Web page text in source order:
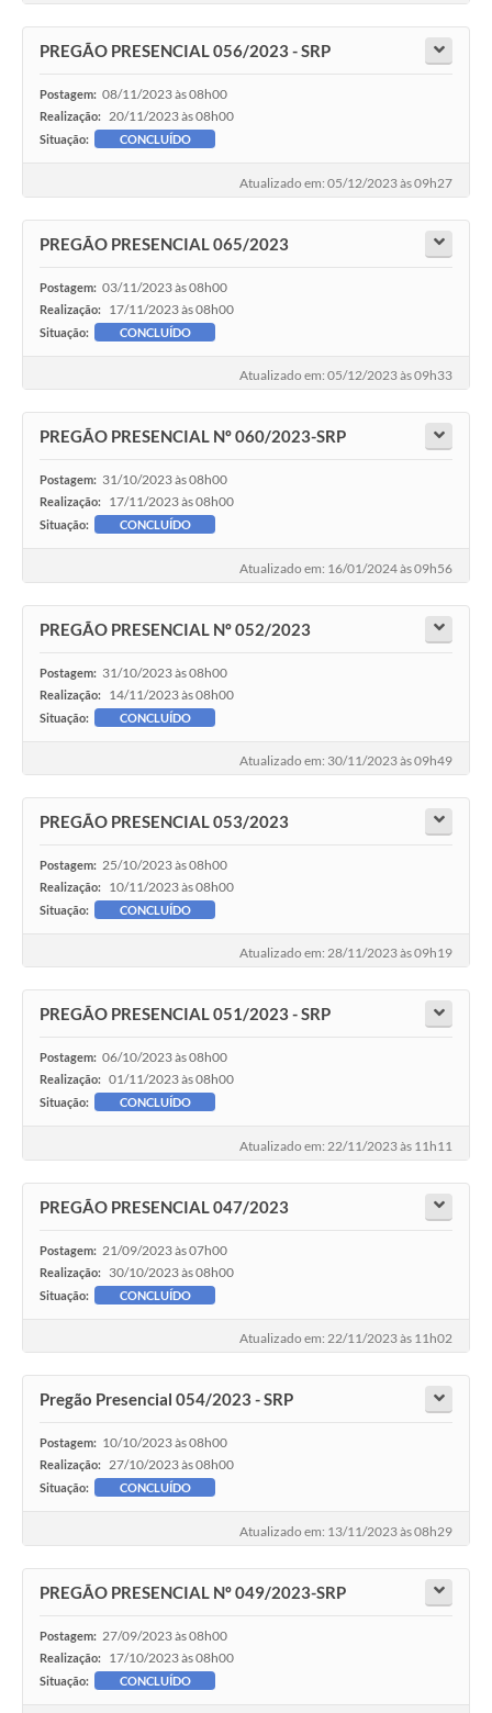
PREGÃO PRESENCIAL 056/2023 - SRP
Postagem: 08/11/2023 às 08h00
Realização: 20/11/2023 às 08h00
Situação: CONCLUÍDO
Atualizado em: 05/12/2023 às 09h27
PREGÃO PRESENCIAL 065/2023
Postagem: 03/11/2023 às 08h00
Realização: 17/11/2023 às 08h00
Situação: CONCLUÍDO
Atualizado em: 05/12/2023 às 09h33
PREGÃO PRESENCIAL Nº 060/2023-SRP
Postagem: 31/10/2023 às 08h00
Realização: 17/11/2023 às 08h00
Situação: CONCLUÍDO
Atualizado em: 16/01/2024 às 09h56
PREGÃO PRESENCIAL Nº 052/2023
Postagem: 31/10/2023 às 08h00
Realização: 14/11/2023 às 08h00
Situação: CONCLUÍDO
Atualizado em: 30/11/2023 às 09h49
PREGÃO PRESENCIAL 053/2023
Postagem: 25/10/2023 às 08h00
Realização: 10/11/2023 às 08h00
Situação: CONCLUÍDO
Atualizado em: 28/11/2023 às 09h19
PREGÃO PRESENCIAL 051/2023 - SRP
Postagem: 06/10/2023 às 08h00
Realização: 01/11/2023 às 08h00
Situação: CONCLUÍDO
Atualizado em: 22/11/2023 às 11h11
PREGÃO PRESENCIAL 047/2023
Postagem: 21/09/2023 às 07h00
Realização: 30/10/2023 às 08h00
Situação: CONCLUÍDO
Atualizado em: 22/11/2023 às 11h02
Pregão Presencial 054/2023 - SRP
Postagem: 10/10/2023 às 08h00
Realização: 27/10/2023 às 08h00
Situação: CONCLUÍDO
Atualizado em: 13/11/2023 às 08h29
PREGÃO PRESENCIAL Nº 049/2023-SRP
Postagem: 27/09/2023 às 08h00
Realização: 17/10/2023 às 08h00
Situação: CONCLUÍDO